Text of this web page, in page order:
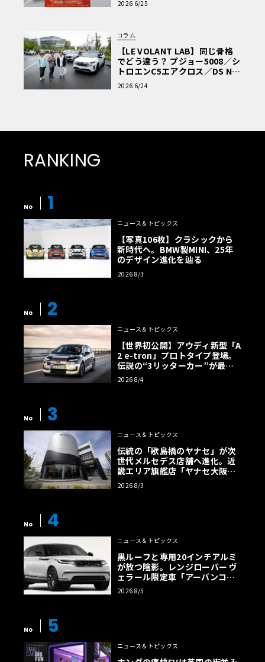
2026 6/25
コラム
【LE VOLANT LAB】同じ骨格
でどう違う？ プジョー5008／シ
トロエンC5エアクロス／DS Nº4
読者一気乗りレポート
2026 6/24
RANKING
No 1
ニュース＆トピックス
【写真106枚】クラシックから
新時代へ。BMW製MINI、25年
のデザイン進化を辿る
2026 8/3
No 2
ニュース＆トピックス
【世界初公開】アウディ新型「A
2 e-tron」プロトタイプ登場。
伝説の“3リッターカー”が最高
効率エントリーBEVとして復活
【画像38枚】
2026 8/4
No 3
ニュース＆トピックス
伝統の「歌島橋のヤナセ」が次
世代メルセデス店舗へ進化。近
畿エリア旗艦店「ヤナセ大阪支
店」がリニューアル
2026 8/3
No 4
ニュース＆トピックス
黒ルーフと専用20インチアルミ
が放つ陰影。レンジローバー ヴ
ェラール限定車「アーバンコン
トラスト・エディション」登場
2026 8/5
No 5
ニュース＆トピックス